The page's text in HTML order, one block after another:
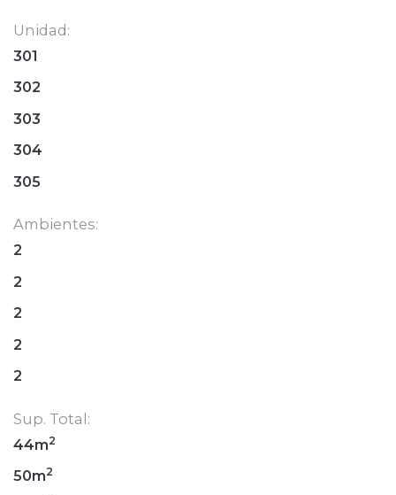
Unidad:
301
302
303
304
305
Ambientes:
2
2
2
2
2
Sup. Total:
44m2
50m2